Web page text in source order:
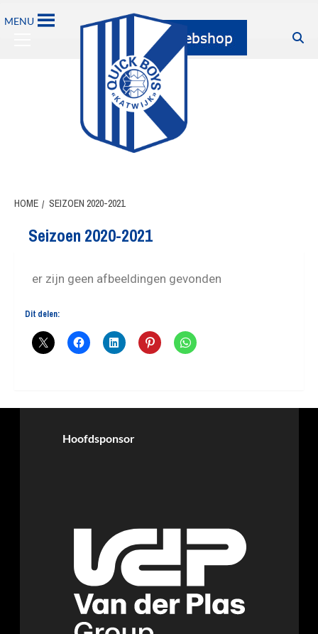
MENU
HOME SEIZOEN 2020-2021
Seizoen 2020-2021
er zijn geen afbeeldingen gevonden
Dit delen:
Hoofdsponsor